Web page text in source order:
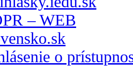
– WEB
o